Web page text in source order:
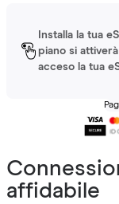
Installa la tua
piano si
acceso la tua
affidabile